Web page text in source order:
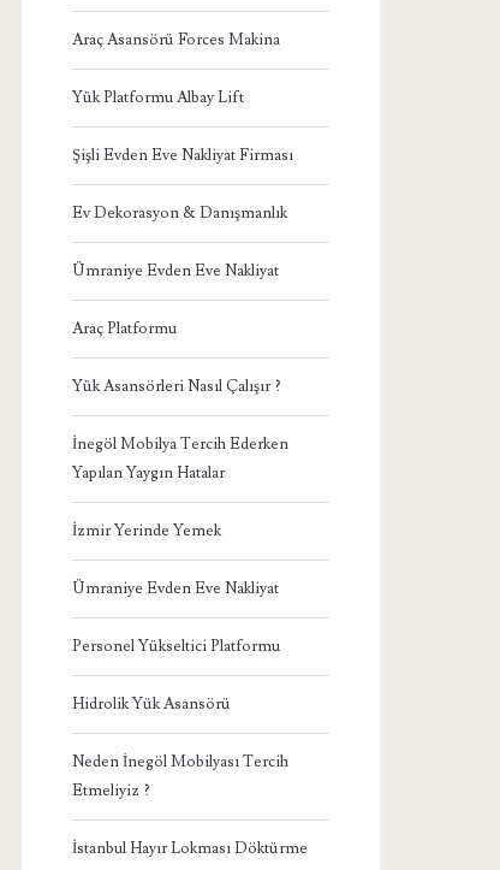
Araç Asansörü Forces Makina
Yük Platformu Albay Lift
Şişli Evden Eve Nakliyat Firması
Ev Dekorasyon & Danışmanlık
Ümraniye Evden Eve Nakliyat
Araç Platformu
Yük Asansörleri Nasıl Çalışır ?
İnegöl Mobilya Tercih Ederken
Yapılan Yaygın Hatalar
İzmir Yerinde Yemek
Ümraniye Evden Eve Nakliyat
Personel Yükseltici Platformu
Hidrolik Yük Asansörü
Neden İnegöl Mobilyası Tercih
Etmeliyiz ?
İstanbul Hayır Lokması Döktürme